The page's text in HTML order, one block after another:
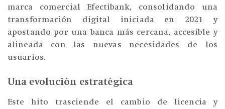
marca comercial Efectibank, consolidando una
transformación digital iniciada en 2021 y
apostando por una banca más cercana, accesible y
alineada con las nuevas necesidades de los
usuarios.
Una evolución estratégica
Este hito trasciende el cambio de licencia y